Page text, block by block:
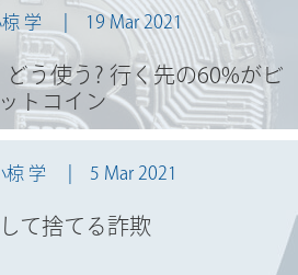
学 19 Mar 2021
う使う? 行く先の60%がビ
ットコイン
椋 学 5 Mar 2021
て捨てる詐欺